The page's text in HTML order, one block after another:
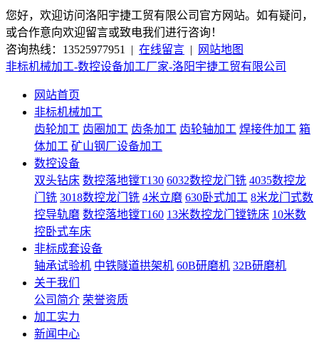
您好，欢迎访问洛阳宇捷工贸有限公司官方网站。如有疑问，
或合作意向欢迎留言或致电我们进行咨询！
咨询热线：13525977951 | 在线留言 |
网站地图
非标机械加工-数控设备加工厂家-洛阳宇捷工贸有限公司
网站首页
非标机械加工
齿轮加工 齿圈加工 齿条加工 齿轮轴加工 焊接件加工 箱
体加工 矿山钢厂设备加工
数控设备
双头钻床 数控落地镗T130 6032数控龙门铣 4035数控龙
门铣 3018数控龙门铣 4米立磨 630卧式加工 8米龙门式数
控导轨磨 数控落地镗T160 13米数控龙门镗铣床 10米数
控卧式车床
非标成套设备
轴承试验机 中铁隧道拱架机 60B研磨机 32B研磨机
关于我们
公司简介 荣誉资质
加工实力
新闻中心